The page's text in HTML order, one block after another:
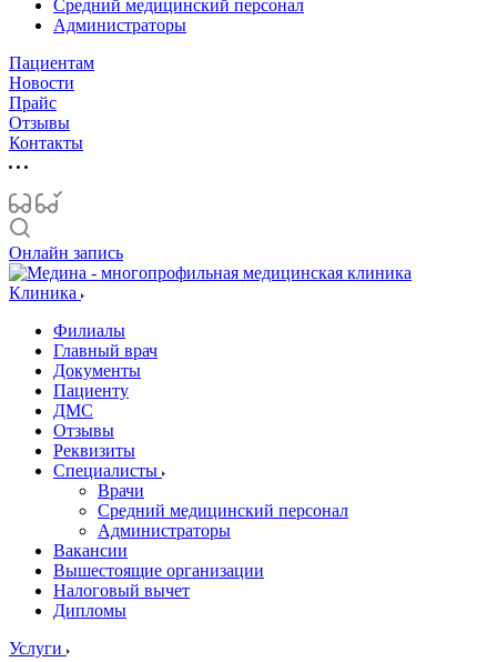
Средний медицинский персонал
Администраторы
Пациентам
Новости
Прайс
Отзывы
Контакты
Онлайн запись
Клиника
Филиалы
Главный врач
Документы
Пациенту
ДМС
Отзывы
Реквизиты
Специалисты
Врачи
Средний медицинский персонал
Администраторы
Вакансии
Вышестоящие организации
Налоговый вычет
Дипломы
Услуги